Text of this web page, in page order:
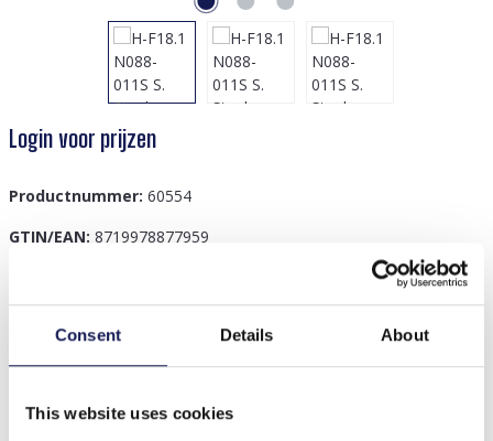
Consent Details About
This website uses cookies
Login voor prijzen
Productnummer: 60554
GTIN/EAN: 8719978877959
Beschrijving
H-F18.1 N088-011S S. Steel Necklace Bars